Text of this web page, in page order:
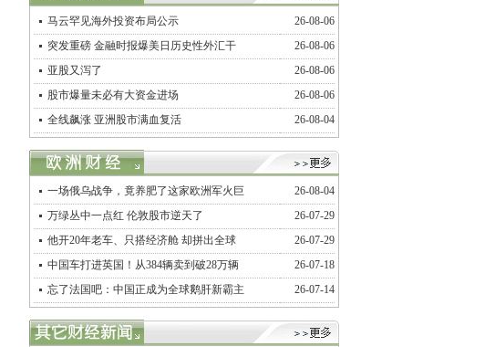
马云罕见海外投资布局公示
26-08-06
突发重磅 金融时报爆美日历史性外汇干
26-08-06
亚股又泻了
26-08-06
股市爆量未必有大资金进场
26-08-06
全线飙涨 亚洲股市满血复活
26-08-04
一场俄乌战争，竟养肥了这家欧洲军火巨
26-08-04
万绿丛中一点红 伦敦股市逆天了
26-07-29
他开20年老车、只搭经济舱 却拼出全球
26-07-29
中国车打进英国！从384辆卖到破28万辆
26-07-18
忘了法国吧：中国正成为全球鹅肝新霸主
26-07-14